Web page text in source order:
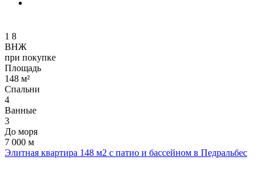
1 8
ВНЖ
при покупке
Площадь
148 м²
Спальни
4
Ванные
3
До моря
7 000 м
Элитная квартира 148 м2 с патио и бассейном в Педральбес